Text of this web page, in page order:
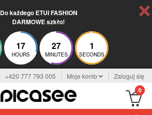
Do każdego ETUI FASHION
DARMOWE szkło!
17
HOURS
27
MINUTES
0
SECONDS
+420 777 793 005 Moje konto Zaloguj się
0